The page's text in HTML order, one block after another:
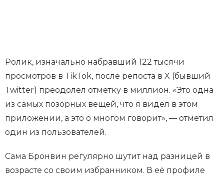
Ролик, изначально набравший 122 тысячи
просмотров в TikTok, после репоста в X (бывший
Twitter) преодолел отметку в миллион. «Это одна
из самых позорных вещей, что я видел в этом
приложении, а это о многом говорит», — отметил
один из пользователей.
Сама Бронвин регулярно шутит над разницей в
возрасте со своим избранником. В её профиле